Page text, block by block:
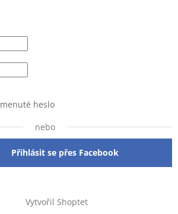
heslo
nebo
Přihlásit se přes Facebook
Vytvořil Shoptet